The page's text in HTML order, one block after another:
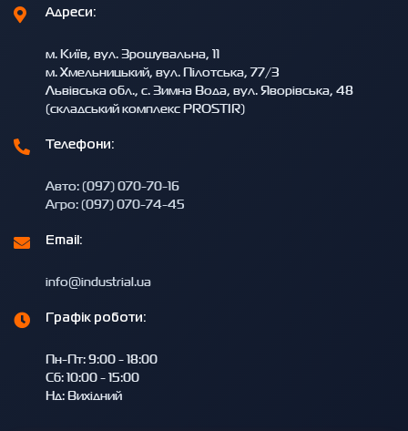
Адреси:
м. Київ, вул. Зрошувальна, 11
м. Хмельницький, вул. Пілотська, 77/3
Львівська обл., с. Зимна Вода, вул. Яворівська, 48
(складський комплекс PROSTIR)
Телефони:
Авто: (097) 070-70-16
Агро: (097) 070-74-45
Email:
info@industrial.ua
Графік роботи:
Пн-Пт: 9:00 - 18:00
Сб: 10:00 - 15:00
Нд: Вихідний